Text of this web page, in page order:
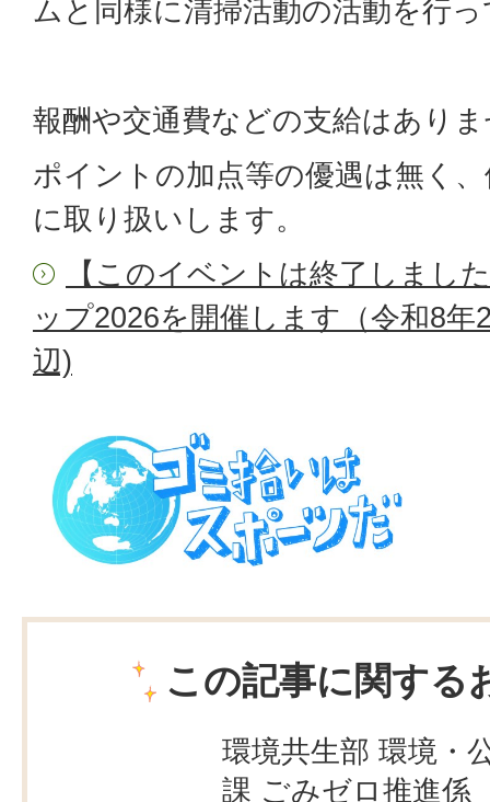
ムと同様に清掃活動の活動を行
報酬や交通費などの支給はあり
ポイントの加点等の優遇は無く
に取り扱いします。
【このイベントは終了しまし
ップ2026を開催します（令和8年
辺)
この記事に関する
環境共生部 環境・
課 ごみゼロ推進係